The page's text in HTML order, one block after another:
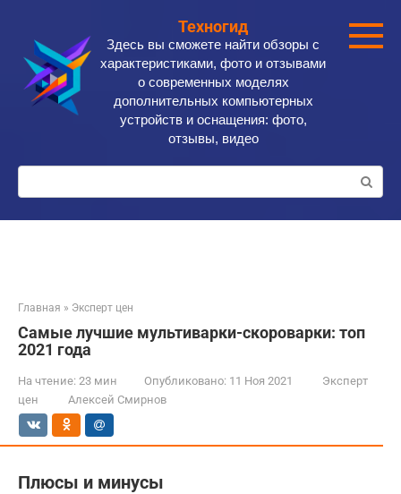
контенту
Техногид
Здесь вы сможете найти обзоры с
характеристиками, фото и отзывами
о современных моделях
дополнительных компьютерных
устройств и оснащения: фото,
отзывы, видео
Поиск:
Главная » Эксперт цен
Самые лучшие мультиварки-скороварки: топ
2021 года
На чтение: 23 мин Опубликовано: 11 Ноя 2021
Эксперт
цен
Алексей Смирнов
Плюсы и минусы